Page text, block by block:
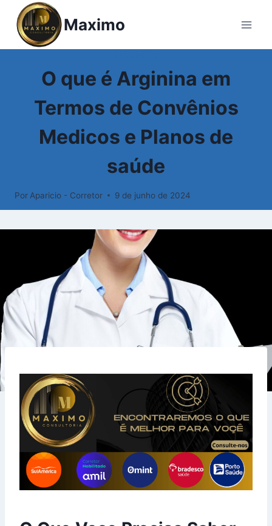
Pular
para
Maximo
O que é Arginina em
Termos de Convênios
Medicos e Planos de
saúde
Por Aparicio - Corretor 9 de junho de 2024